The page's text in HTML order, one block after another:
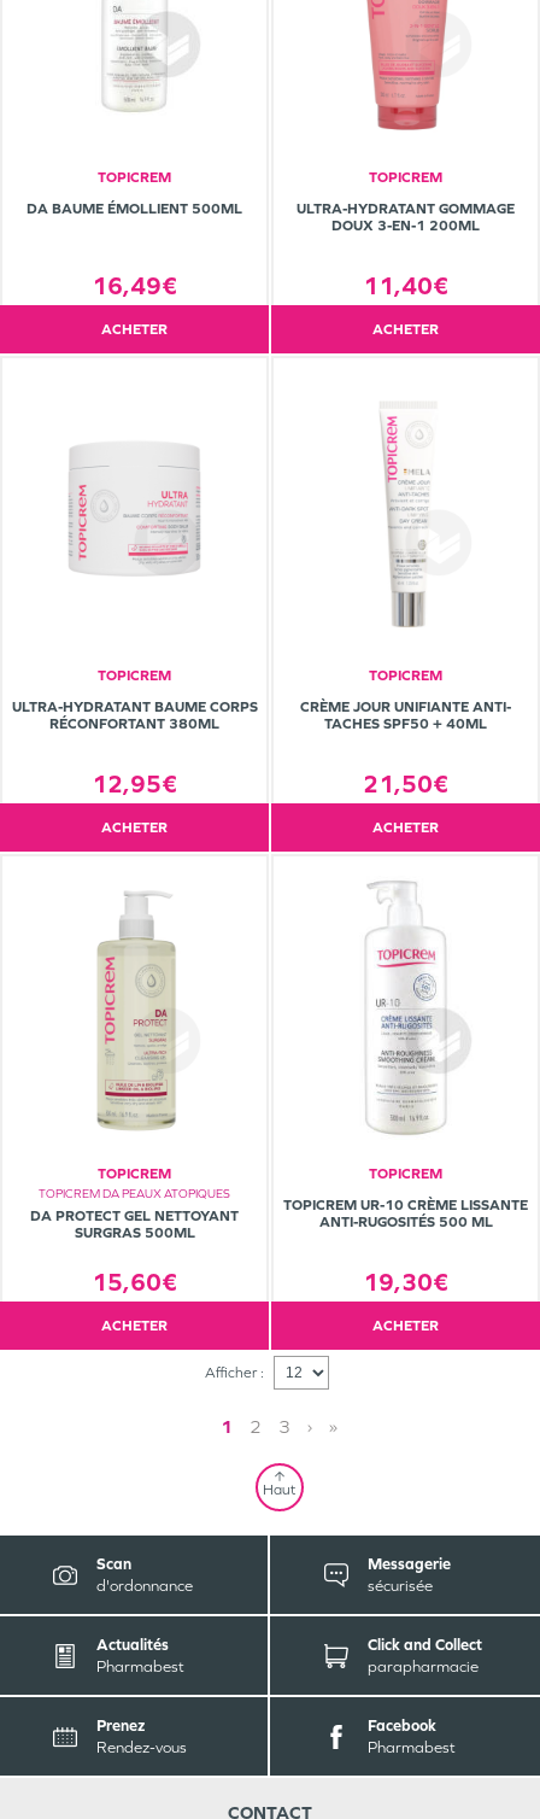
TOPICREM
DA BAUME ÉMOLLIENT 500ML
16,49€
ACHETER
TOPICREM
ULTRA-HYDRATANT GOMMAGE
DOUX 3-EN-1 200ML
11,40€
ACHETER
TOPICREM
ULTRA-HYDRATANT BAUME CORPS
RÉCONFORTANT 380ML
12,95€
ACHETER
TOPICREM
CRÈME JOUR UNIFIANTE ANTI-
TACHES SPF50 + 40ML
21,50€
ACHETER
TOPICREM
TOPICREM DA PEAUX ATOPIQUES
DA PROTECT GEL NETTOYANT
SURGRAS 500ML
15,60€
ACHETER
TOPICREM
TOPICREM UR-10 CRÈME LISSANTE
ANTI-RUGOSITÉS 500 ML
19,30€
ACHETER
Afficher :
1 2 3 › »
Haut
Scan
d'ordonnance
Messagerie
sécurisée
Actualités
Pharmabest
Click and Collect
parapharmacie
Prenez
Rendez-vous
Facebook
Pharmabest
CONTACT